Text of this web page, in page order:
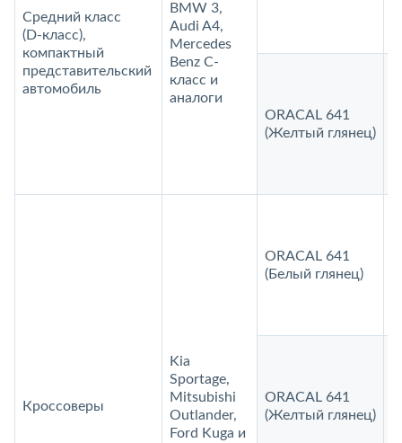
Средний класс
(D‑класс),
компактный
представительский
автомобиль
BMW 3,
Audi A4,
Mercedes
Benz С-
класс и
аналоги
ORACAL 641
(Желтый глянец)
Кроссоверы
Kia
Sportage,
Mitsubishi
Outlander,
Ford Kuga и
ORACAL 641
(Белый глянец)
ORACAL 641
(Желтый глянец)